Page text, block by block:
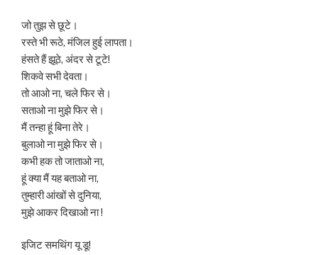
जो तुझ से छूटे।
रस्ते भी रूठे, मंजिल हुई लापता।
हंसते हैं झूठे, अंदर से टूटे!
शिकवे सभी देवता।
तो आओ ना, चले फिर से।
सताओ ना मुझे फिर से।
मैं तन्हा हूं बिना तेरे।
बुलाओ ना मुझे फिर से।
कभी हक तो जाताओ ना,
हूं क्या मैं यह बताओ ना,
तुम्हारी आंखों से दुनिया,
मुझे आकर दिखाओ ना !
इजिट समथिंग यू डू!